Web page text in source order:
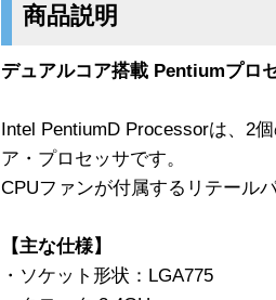
商品説明
デュアルコア搭載 Pentiumプロ
Intel PentiumD Processorは、2
ア・プロセッサです。
CPUファンが付属するリテール
【主な仕様】
・ソケット形状：LGA775